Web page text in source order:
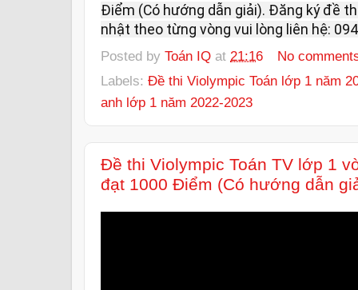
Điểm (Có hướng dẫn giải). Đăng ký đề
nhật theo từng vòng vui lòng liên hệ:
Posted by Toán IQ at 21:16
No
Labels: Đề thi Violympic Toán lớp 1 năm
anh lớp 1 năm 2022-2023
Đề thi Violympic Toán TV lớp 1
đạt 1000 Điểm (Có hướng dẫn